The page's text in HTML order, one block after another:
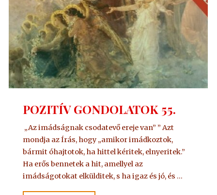
POZITÍV GONDOLATOK 55.
„Az imádságnak csodatevő ereje van” ” Azt
mondja az Írás, hogy „amikor imádkoztok,
bármit óhajtotok, ha hittel kéritek, elnyeritek.”
Ha erős bennetek a hit, amellyel az
imádságotokat elkülditek, s ha igaz és jó, és …